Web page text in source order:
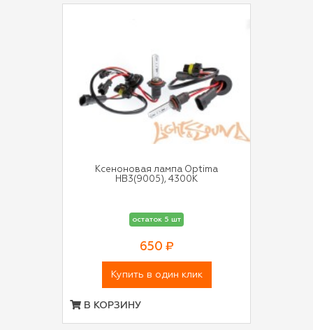
Ксеноновая лампа Optima
HB3(9005), 4300K
остаток 5 шт
650 ₽
Купить в один клик
В КОРЗИНУ